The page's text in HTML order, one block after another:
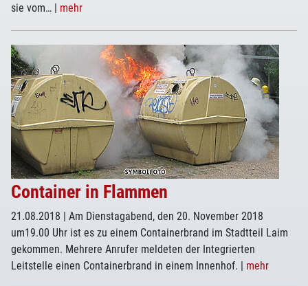
sie vom… | mehr
Container in Flammen
21.08.2018 | Am Dienstagabend, den 20. November 2018
um19.00 Uhr ist es zu einem Containerbrand im Stadtteil Laim
gekommen. Mehrere Anrufer meldeten der Integrierten
Leitstelle einen Containerbrand in einem Innenhof. | mehr